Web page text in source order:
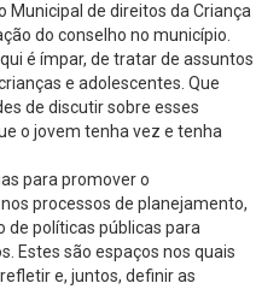
Municipal de direitos da Criança
do conselho no município.
é ímpar, de tratar de assuntos
e adolescentes. Que
de discutir sobre esses
o jovem tenha vez e tenha
para promover o
processos de planejamento,
de políticas públicas para
Estes são espaços nos quais
e, juntos, definir as